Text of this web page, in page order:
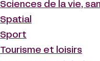
Sciences de la vie,
Spatial
Sport
Tourisme et loisirs